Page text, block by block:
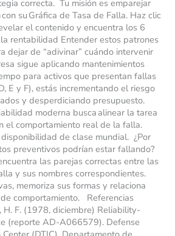
correcta. Tu misión es emparejar
su Gráfica de Tasa de Falla. Haz clic
el contenido y encuentra los 6
rentabilidad Entender estos patrones
dejar de “adivinar” cuándo intervenir
sigue aplicando mantenimientos
para activos que presentan fallas
E y F), estás incrementando el riesgo
y desperdiciando presupuesto.
moderna busca alinear la tarea
el comportamiento real de la falla.
de clase mundial. ¿Por
preventivos podrían estar fallando?
las parejas correctas entre las
y sus nombres correspondientes.
memoriza sus formas y relaciona
comportamiento. Referencias
H. F. (1978, diciembre) Reliability-
(reporte AD-A066579). Defense